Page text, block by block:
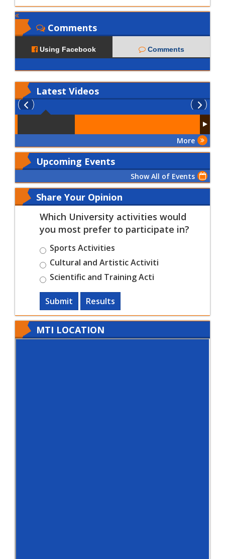
Comments
Using Facebook Comments
Latest Videos
More
Upcoming Events
Show All of Events
Share Your Opinion
Which University activities would
you most prefer to participate in?
Sports Activities
Cultural and Artistic Activiti
Scientific and Training Acti
Submit Results
MTI LOCATION